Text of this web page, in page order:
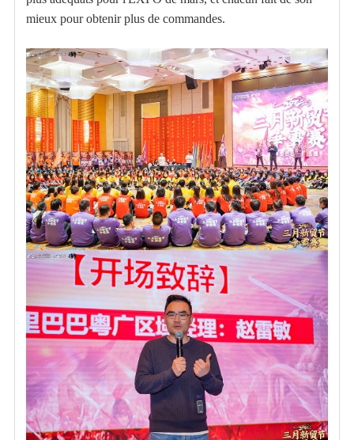
mieux pour obtenir plus de commandes.